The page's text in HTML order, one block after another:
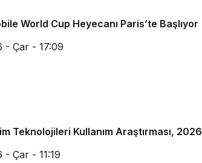
World Cup Heyecanı Paris’te Başlıyor
- Çar - 17:09
Teknolojileri Kullanım Araştırması, 2026
Çar - 11:19